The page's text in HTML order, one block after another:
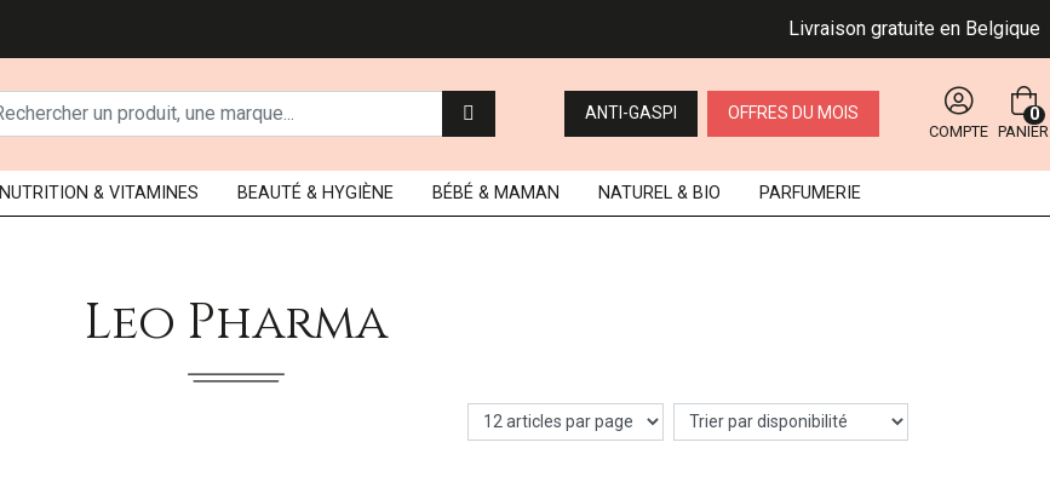
Livraison gratuite en Belgique
ANTI-GASPI OFFRES DU MOIS
COMPTE PANIER
0
NUTRITION & VITAMINES BEAUTÉ & HYGIÈNE BÉBÉ & MAMAN NATUREL & BIO PARFUMERIE
Leo Pharma